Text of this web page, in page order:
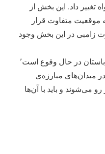
تغییر داد. این بخش از
متفاوت قرار
زامبی در این بخش وجود
در این کمپین که در رم باستان در حال وقوع است٬
میدان‌های مبارزه‌ی
رو می‌شوند و باید با آن‌ها